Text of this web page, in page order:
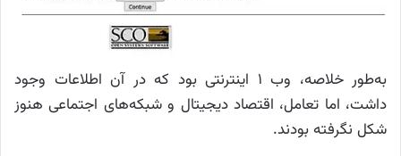
به‌طور خلاصه، وب ۱ اینترنتی بود که در آن اطلاعات وجود
داشت، اما تعامل، اقتصاد دیجیتال و شبکه‌های اجتماعی هنوز
شکل نگرفته بودند.